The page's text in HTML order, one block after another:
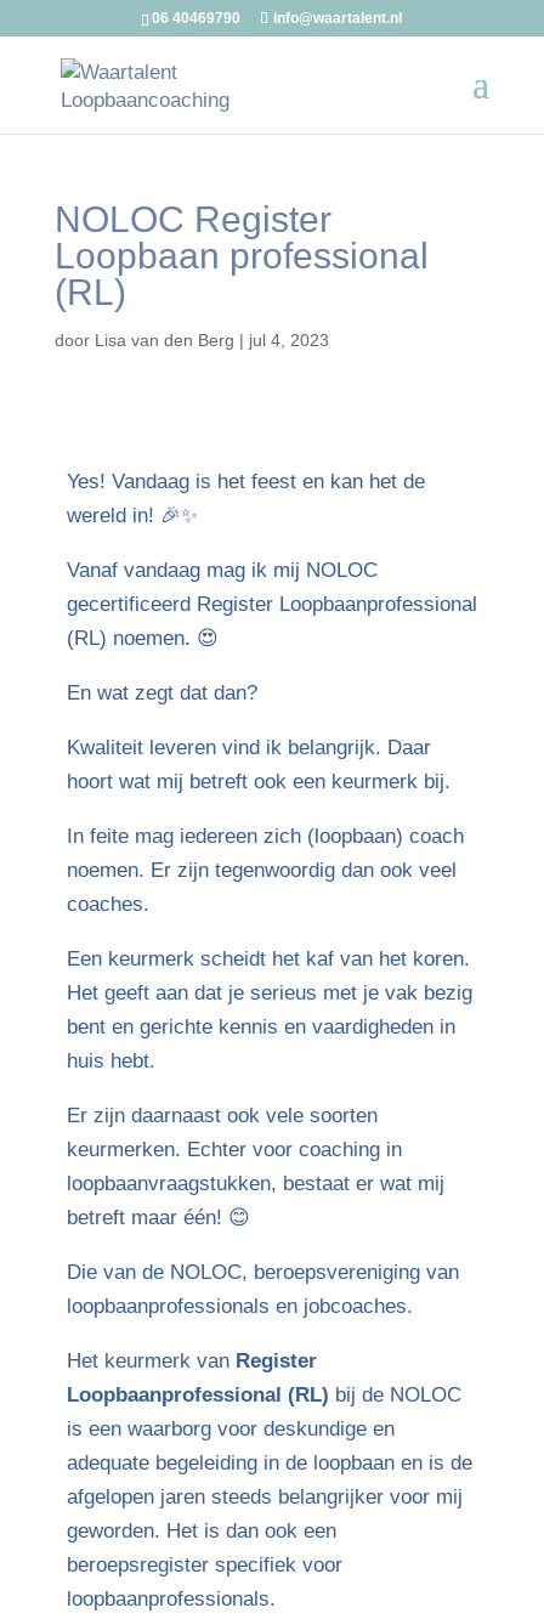
06 40469790 info@waartalent.nl
NOLOC Register
Loopbaan professional
(RL)
door Lisa van den Berg | jul 4, 2023
Yes! Vandaag is het feest en kan het de
wereld in! 🎉✨
Vanaf vandaag mag ik mij NOLOC
gecertificeerd Register Loopbaanprofessional
(RL) noemen. 😍
En wat zegt dat dan?
Kwaliteit leveren vind ik belangrijk. Daar
hoort wat mij betreft ook een keurmerk bij.
In feite mag iedereen zich (loopbaan) coach
noemen. Er zijn tegenwoordig dan ook veel
coaches.
Een keurmerk scheidt het kaf van het koren.
Het geeft aan dat je serieus met je vak bezig
bent en gerichte kennis en vaardigheden in
huis hebt.
Er zijn daarnaast ook vele soorten
keurmerken. Echter voor coaching in
loopbaanvraagstukken, bestaat er wat mij
betreft maar één! 😊
Die van de NOLOC, beroepsvereniging van
loopbaanprofessionals en jobcoaches.
Het keurmerk van Register
Loopbaanprofessional (RL) bij de NOLOC
is een waarborg voor deskundige en
adequate begeleiding in de loopbaan en is de
afgelopen jaren steeds belangrijker voor mij
geworden. Het is dan ook een
beroepsregister specifiek voor
loopbaanprofessionals.